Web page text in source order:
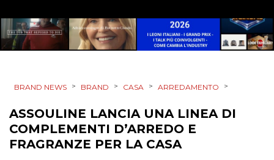
CINEMA
DIGITALE
EDITORIA
ESTERNA
BRAND NEWS > BRAND > CASA > ARREDAMENTO >
ASSOULINE LANCIA UNA LINEA DI
COMPLEMENTI D’ARREDO E
FRAGRANZE PER LA CASA